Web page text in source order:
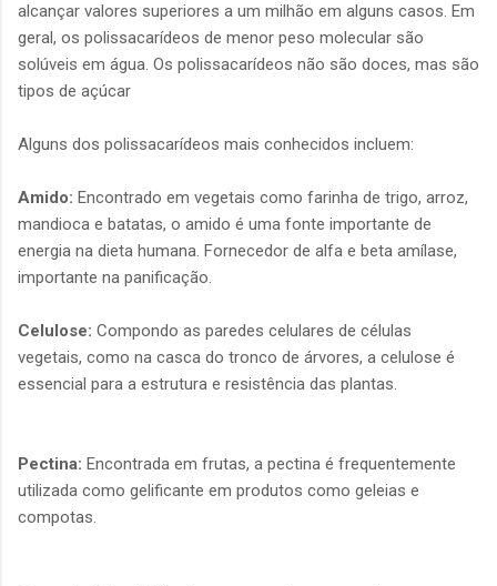
alcançar valores superiores a um milhão em alguns casos. Em
geral, os polissacarídeos de menor peso molecular são
solúveis em água. Os polissacarídeos não são doces, mas são
tipos de açúcar
Alguns dos polissacarídeos mais conhecidos incluem:
Amido: Encontrado em vegetais como farinha de trigo, arroz,
mandioca e batatas, o amido é uma fonte importante de
energia na dieta humana. Fornecedor de alfa e beta amílase,
importante na panificação.
Celulose: Compondo as paredes celulares de células
vegetais, como na casca do tronco de árvores, a celulose é
essencial para a estrutura e resistência das plantas.
Pectina: Encontrada em frutas, a pectina é frequentemente
utilizada como gelificante em produtos como geleias e
compotas.